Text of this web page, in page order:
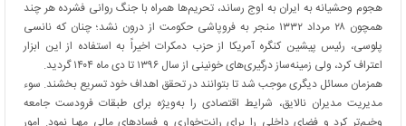
هجوم وحشیانه به ایران به اوج رساند، تحریم‌ها همراه با جنگ روانی فشرده هر چند
همچون ۲۸ مرداد ۱۳۳۲ منجر به فروپاشی حکومت از درون نشد؛ چنان که نانسی
پلوسی، رئیس پیشین کنگره آمریکا از حزب دمکرات اخیراً به استفاده از این ابزار
اعتراف کرد، ولی زمینه‌ساز درگیری‌های خونینی از سال ۱۳۹۶ تا دی ماه ۱۴۰۴ گردید.
همزمان مسائل دیگری موجب شد تا بتوانند در تحقق اهداف خود تسریع بخشند. سوء
مدیریت مدیران نالایق، شرایط اقتصادی را به‌ویژه برای طبقات فرودست جامعه
وخیم‌تر کرد و فضای داخلی را برای رانت‌خواری و فسادهای مالی مهیا نمود. امورِ